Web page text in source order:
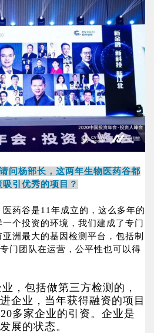
问杨部长，这两年生物医药谷都
引优秀的项目？
药谷是11年成立的，这么多年的
个投资的环境，我们建成了专门
洲最大的基因检测平台，包括制
门团队在运营，公平性也可以得
，包括做第三方检测的，
企业，当年获得融资的项目
多家企业的引资。企业是
展的状态。